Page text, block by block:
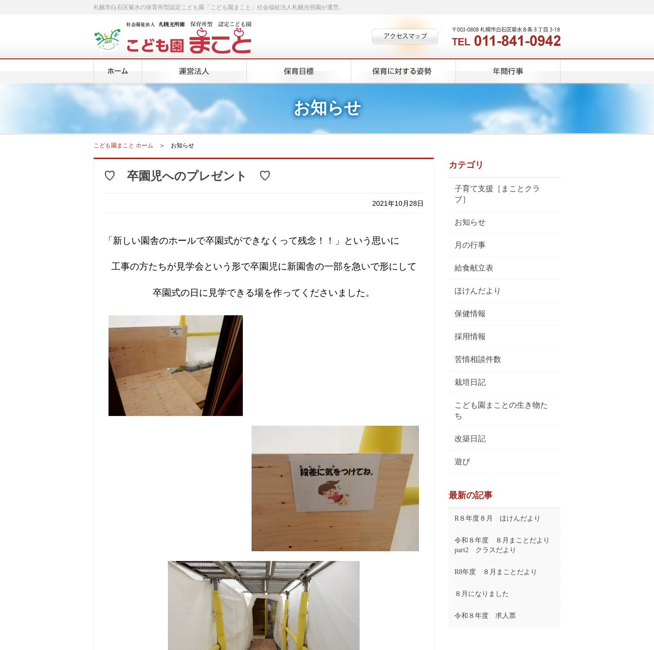
札幌市白石区菊水の保育所型認定こども園「こども園まこと」社会福祉法人札幌光明園が運営。
お知らせ
こども園まこと ホーム ＞ お知らせ
♡ 卒園児へのプレゼント ♡
2021年10月28日
「新しい園舎のホールで卒園式ができなくって残念！！」という思いに
工事の方たちが見学会という形で卒園児に新園舎の一部を急いで形にして
卒園式の日に見学できる場を作ってくださいました。
カテゴリ
子育て支援［まことクラ
ブ］
お知らせ
月の行事
給食献立表
ほけんだより
保健情報
採用情報
苦情相談件数
栽培日記
こども園まことの生き物た
ち
改築日記
遊び
最新の記事
R８年度８月 ほけんだより
令和８年度 ８月まことだより
part2 クラスだより
R8年度 ８月まことだより
８月になりました
令和８年度 求人票